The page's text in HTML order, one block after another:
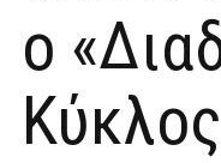
ο
Κύκλος